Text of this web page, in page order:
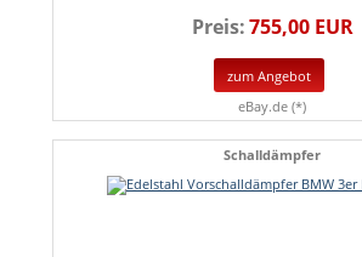
Preis:755,00 EUR
zum Angebot
eBay.de (*)
Schalldämpfer